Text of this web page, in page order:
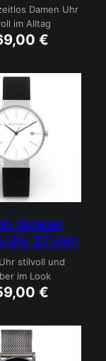
Damen Uhr
im Alltag
€
Jensen
Uhr 37 mm
stilvoll und
im Look
€